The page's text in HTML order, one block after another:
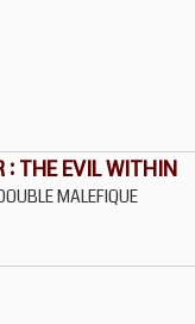
: THE EVIL WITHIN
MALEFIQUE